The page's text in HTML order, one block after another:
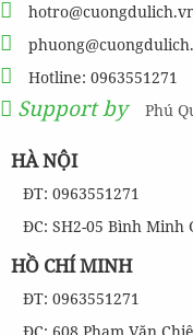
Hotline: 0963551271
Support by Phú
HÀ NỘI
ĐT: 0963551271
ĐC: SH2-05 Bình Minh
HỒ CHÍ MINH
ĐT: 0963551271